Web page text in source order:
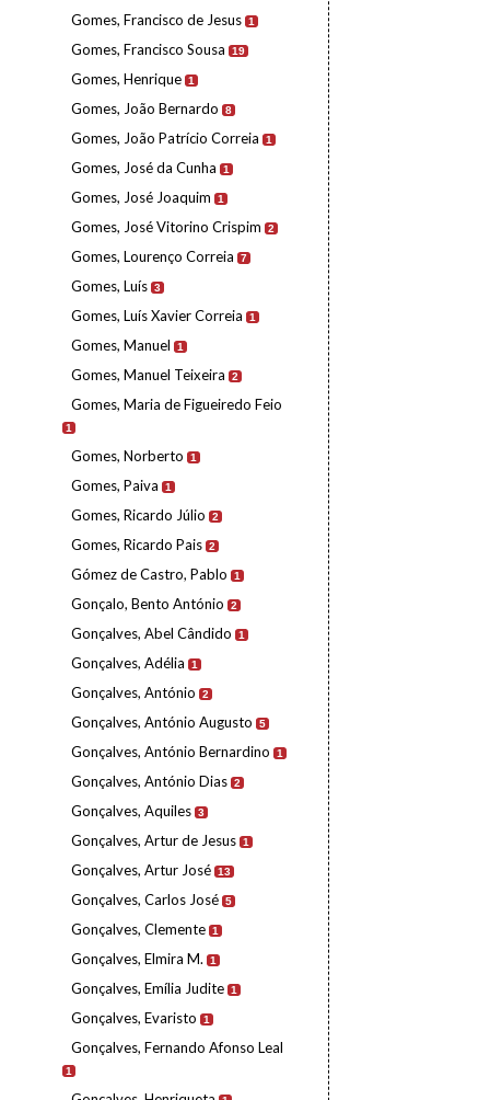
Gomes, Francisco de Jesus 1
Gomes, Francisco Sousa 19
Gomes, Henrique 1
Gomes, João Bernardo 8
Gomes, João Patrício Correia 1
Gomes, José da Cunha 1
Gomes, José Joaquim 1
Gomes, José Vitorino Crispim 2
Gomes, Lourenço Correia 7
Gomes, Luís 3
Gomes, Luís Xavier Correia 1
Gomes, Manuel 1
Gomes, Manuel Teixeira 2
Gomes, Maria de Figueiredo Feio
1
Gomes, Norberto 1
Gomes, Paiva 1
Gomes, Ricardo Júlio 2
Gomes, Ricardo Pais 2
Gómez de Castro, Pablo 1
Gonçalo, Bento António 2
Gonçalves, Abel Cândido 1
Gonçalves, Adélia 1
Gonçalves, António 2
Gonçalves, António Augusto 5
Gonçalves, António Bernardino 1
Gonçalves, António Dias 2
Gonçalves, Aquiles 3
Gonçalves, Artur de Jesus 1
Gonçalves, Artur José 13
Gonçalves, Carlos José 5
Gonçalves, Clemente 1
Gonçalves, Elmira M. 1
Gonçalves, Emília Judite 1
Gonçalves, Evaristo 1
Gonçalves, Fernando Afonso Leal
1